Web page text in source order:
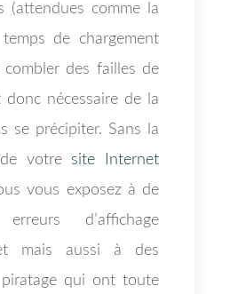
(attendues comme la
de chargement
combler des failles de
donc nécessaire de la
se précipiter. Sans la
votre site Internet
vous exposez à de
erreurs d’affichage
mais aussi à des
qui ont toute